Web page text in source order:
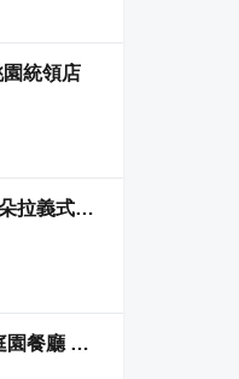
統領店
漫嚼MANGIA 原 帕朵拉義式餐廳
托斯卡尼尼義大利庭園餐廳 桃園店